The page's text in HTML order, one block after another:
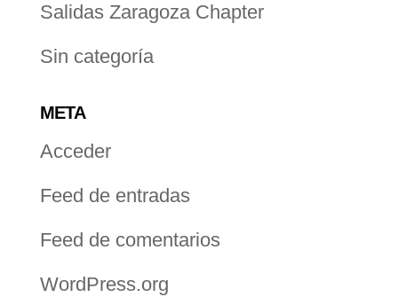
Salidas Zaragoza Chapter
Sin categoría
META
Acceder
Feed de entradas
Feed de comentarios
WordPress.org